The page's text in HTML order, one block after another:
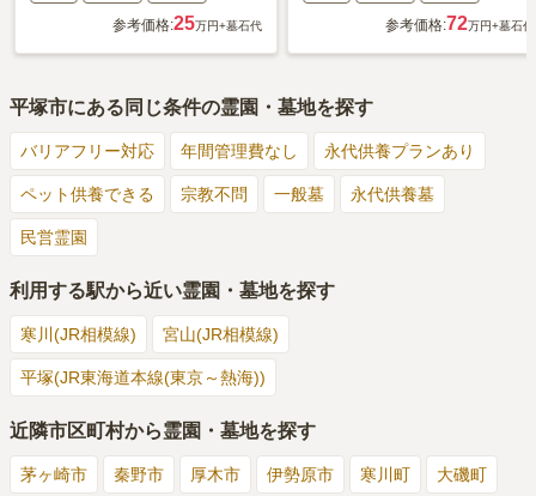
参考価格:25万円+墓石代 参考価格:72万円+墓石代
平塚市にある同じ条件の霊園・墓地を探す
バリアフリー対応 年間管理費なし 永代供養プランあり
ペット供養できる 宗教不問 一般墓 永代供養墓
民営霊園
利用する駅から近い霊園・墓地を探す
寒川(JR相模線) 宮山(JR相模線)
平塚(JR東海道本線(東京～熱海))
近隣市区町村から霊園・墓地を探す
茅ヶ崎市 秦野市 厚木市 伊勢原市 寒川町 大磯町